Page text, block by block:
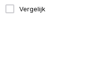
Vergelijk